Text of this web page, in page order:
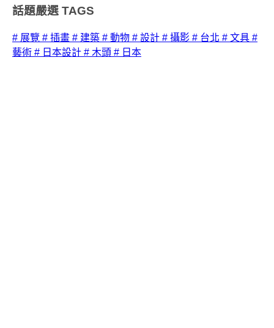
話題嚴選 TAGS
# 展覽 # 插畫 # 建築 # 動物 # 設計 # 攝影 # 台北 # 文具 #
藝術 # 日本設計 # 木頭 # 日本